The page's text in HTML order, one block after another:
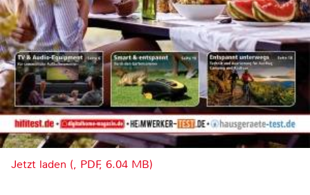
Jetzt laden (, PDF, 6.04 MB)